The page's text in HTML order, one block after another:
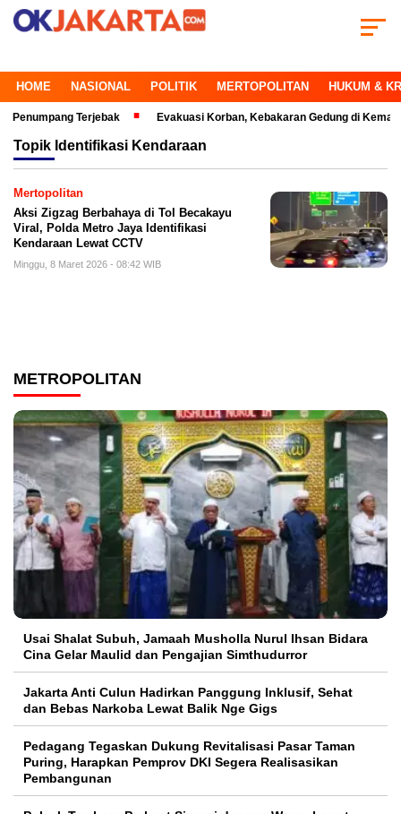
HOME NASIONAL POLITIK MERTOPOLITAN HUKUM &
Terjebak Evakuasi Korban, Kebakaran Gedung di Kemayoran
Topik Identifikasi Kendaraan
Mertopolitan
Aksi Zigzag Berbahaya di Tol Becakayu
Viral, Polda Metro Jaya Identifikasi
Kendaraan Lewat CCTV
Minggu, 8 Maret 2026 - 08:42 WIB
METROPOLITAN
Usai Shalat Subuh, Jamaah Musholla Nurul Ihsan Bidara
Cina Gelar Maulid dan Pengajian Simthudurror
Jakarta Anti Culun Hadirkan Panggung Inklusif, Sehat
dan Bebas Narkoba Lewat Balik Nge Gigs
Pedagang Tegaskan Dukung Revitalisasi Pasar Taman
Puring, Harapkan Pemprov DKI Segera Realisasikan
Pembangunan